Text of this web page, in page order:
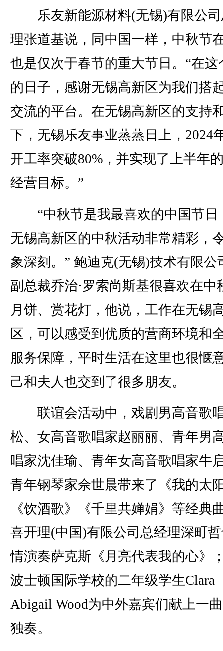
乐友新能源材料(无锡)有限公司
理张道基说，同中国一样，中秋节
也是仅次于春节的重大节日。“在这
的日子，感谢无锡高新区为我们搭
交流的平台。在无锡高新区的支持
下，无锡乐友事业蒸蒸日上，2024
开工率突破80%，并实现了上半年
经营目标。”
“中秋节是我最喜欢的中国节日
无锡高新区的中秋活动非常精彩，
象深刻。” 鲍迪克(无锡)技术有限公
副总裁乔治·罗索尚斯基很喜欢在中
月饼、赏花灯，他说，工作在无锡
区，可以感受到优质的营商环境和
服务保障，平时生活在这里也很惬
己和夫人也交到了很多朋友。
联谊会活动中，戏剧男高音歌
松、女高音歌唱家赵丽丽、青年男
唱家沈佳瑜、青年女高音歌唱家牛
青年钢琴家佘世晨带来了《我的太
《饮酒歌》《千里共婵娟》等经典
喜开理(中国)有限公司总经理深町
情演奏萨克斯《月亮代表我的心》
波士顿国际学校的二年级学生Clara
Abigail Wood为中外嘉宾们献上一
独奏。